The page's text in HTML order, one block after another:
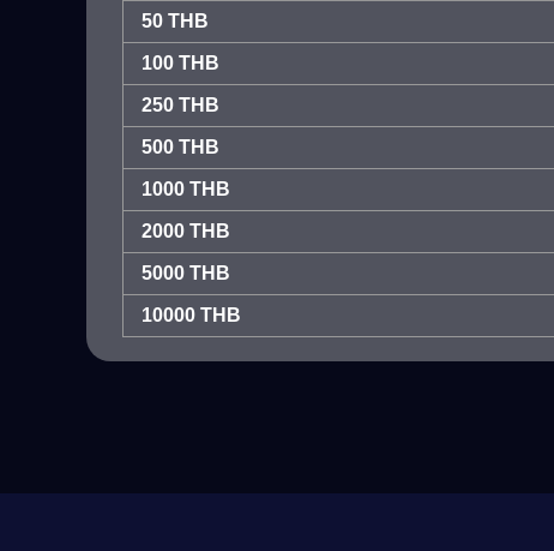
50 THB
100 THB
250 THB
500 THB
1000 THB
2000 THB
5000 THB
10000 THB